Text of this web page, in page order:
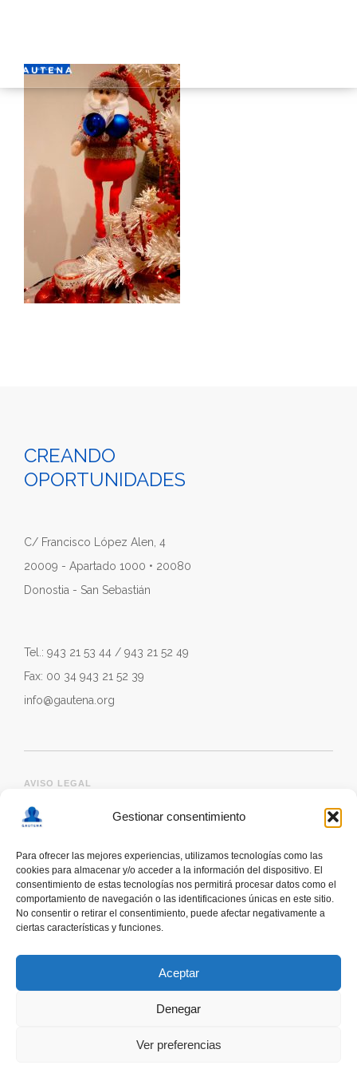
Gestionar consentimiento
Para ofrecer las mejores experiencias, utilizamos tecnologías como las
cookies para almacenar y/o acceder a la información del dispositivo. El
consentimiento de estas tecnologías nos permitirá procesar datos como el
comportamiento de navegación o las identificaciones únicas en este sitio.
No consentir o retirar el consentimiento, puede afectar negativamente a
ciertas características y funciones.
Aceptar
Denegar
Ver preferencias
COMUNICACIÓN
SERVICIOS
CONTACTO
ÁREA PRIVADA
CREANDO
OPORTUNIDADES
C/ Francisco López Alen, 4
20009 - Apartado 1000 • 20080
Donostia - San Sebastián
Tel.: 943 21 53 44 / 943 21 52 49
Fax: 00 34 943 21 52 39
info@gautena.org
AVISO LEGAL
deskonektapp
THE HELP OF PEOPLE WITH AUTISM TO PROMOTE
A RESPONSIBLE USE OF SMARTPHONES